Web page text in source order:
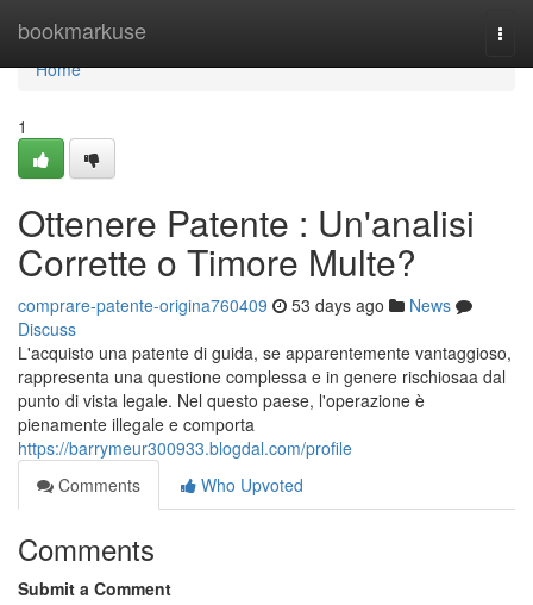
bookmarkuse
Home
Home
1
Ottenere Patente : Un'analisi
Corrette o Timore Multe?
comprare-patente-origina760409 53 days ago
News
Discuss
L'acquisto una patente di guida, se apparentemente vantaggioso,
rappresenta una questione complessa e in genere rischiosaa dal
punto di vista legale. Nel questo paese, l'operazione è
pienamente illegale e comporta
https://barrymeur300933.blogdal.com/profile
Comments
Who Upvoted
Comments
Submit a Comment